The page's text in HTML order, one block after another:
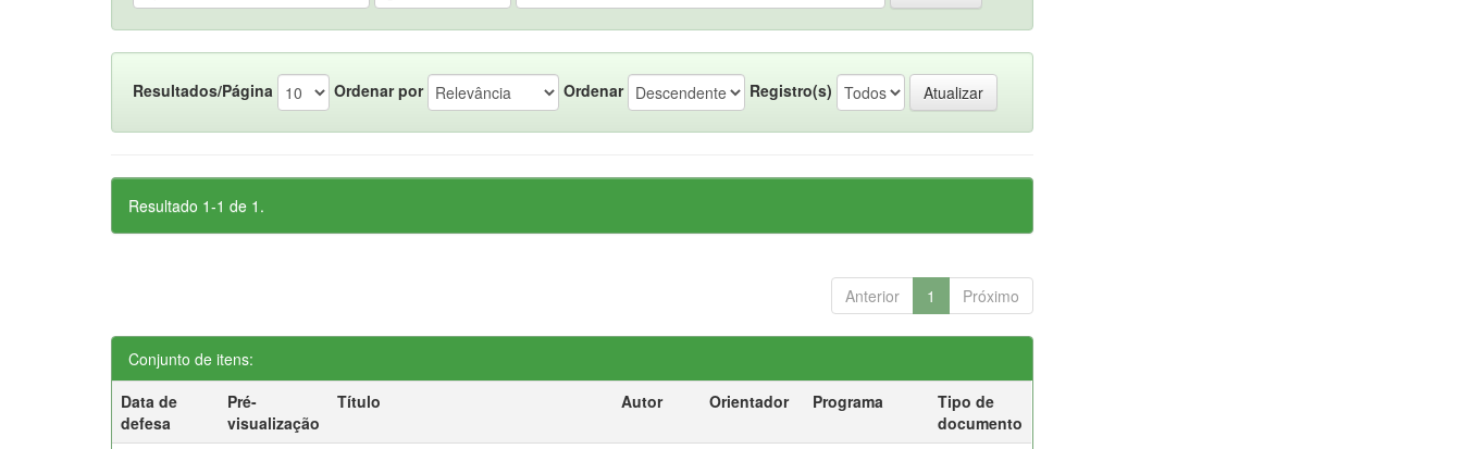
Resultados/Página Ordenar por Ordenar Registro(s)
Resultado 1-1 de 1.
Anterior 1 Próximo
Conjunto de itens:
Data de
defesa
Pré-
visualização
Título Autor Orientador Programa
Tipo de
documento